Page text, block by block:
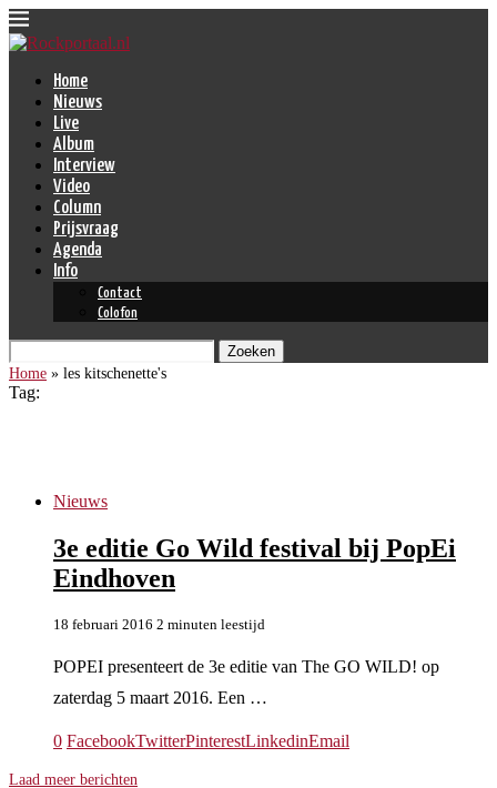
Home
Nieuws
Live
Album
Interview
Video
Column
Prijsvraag
Agenda
Info
Contact
Colofon
Zoeken
Home » les kitschenette's
Tag:
Nieuws
3e editie Go Wild festival bij PopEi
Eindhoven
18 februari 2016 2 minuten leestijd
POPEI presenteert de 3e editie van The GO WILD! op
zaterdag 5 maart 2016. Een …
0 FacebookTwitterPinterestLinkedinEmail
Laad meer berichten